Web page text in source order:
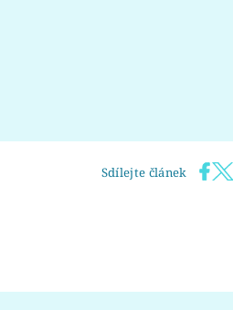
Sdílejte článek